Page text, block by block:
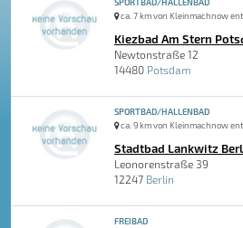
ca. 7 km von Kleinmachnow
Kiezbad Am Stern
Newtonstraße 12
14480 Potsdam
SPORTBAD/HALLENBAD
ca. 9 km von Kleinmachnow
Stadtbad Lankwitz
Leonorenstraße 39
12247 Berlin
FREIBAD